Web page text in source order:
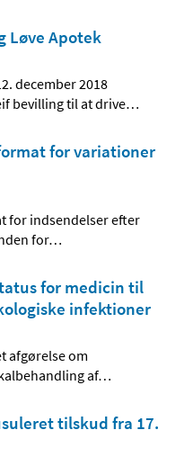
Løve Apotek
december 2018
bevilling til at drive…
for variationer
for indsendelser efter
for…
for medicin til
infektioner
afgørelse om
af…
tilskud fra 17.